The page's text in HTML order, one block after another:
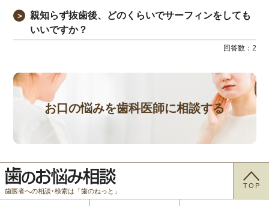
＞
親知らず抜歯後、どのくらいでサーフィンをしても
いいですか？
回答数： 2
お口の悩みを歯科医師に相談する
歯医者への相談･検索は「歯のねっと」
TOP